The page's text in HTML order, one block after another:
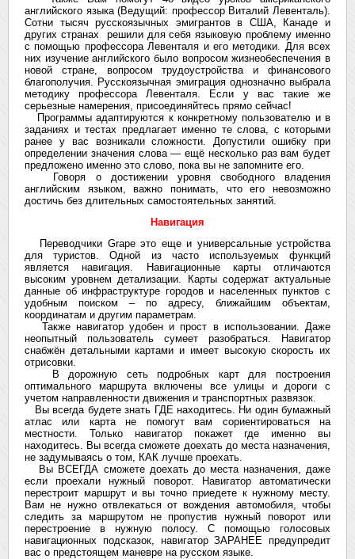
английского языка (Ведущий: профессор Виталий Левенталь).
Сотни тысяч русскоязычных эмигрантов в США, Канаде и
других странах решили для себя языковую проблему именно
с помощью профессора Левенталя и его методики. Для всех
них изучение английского было вопросом жизнеобеспечения в
новой стране, вопросом трудоустройства и финансового
благополучия. Русскоязычная эмиграция однозначно выбрала
методику профессора Левенталя. Если у вас такие же
серьезные намерения, присоединяйтесь прямо сейчас!
Программы адаптируются к конкретному пользователю и в
заданиях и тестах предлагает именно те слова, с которыми
ранее у вас возникали сложности. Допустили ошибку при
определении значения слова — ещё несколько раз вам будет
предложено именно это слово, пока вы не запомните его.
Говоря о достижении уровня свободного владения
английским языком, важно понимать, что его невозможно
достичь без длительных самостоятельных занятий.
Навигация
Переводчики Grape это еще и универсальные устройства
для туристов. Одной из часто используемых функций
является навигация. Навигационные карты отличаются
высоким уровнем детализации. Карты содержат актуальные
данные об инфраструктуре городов и населенных пунктов с
удобным поиском – по адресу, ближайшим объектам,
координатам и другим параметрам.
Также навигатор удобен и прост в использовании. Даже
неопытный пользователь сумеет разобраться. Навигатор
снабжён детальными картами и имеет высокую скорость их
отрисовки.
В дорожную сеть подробных карт для построения
оптимального маршрута включены все улицы и дороги с
учетом направленности движения и транспортных развязок.
Вы всегда будете знать ГДЕ находитесь. Ни один бумажный
атлас или карта не помогут вам сориентироваться на
местности. Только навигатор покажет где именно вы
находитесь. Вы всегда сможете доехать до места назначения,
не задумываясь о том, КАК лучше проехать.
Вы ВСЕГДА сможете доехать до места назначения, даже
если проехали нужный поворот. Навигатор автоматически
перестроит маршрут и вы точно приедете к нужному месту.
Вам не нужно отвлекаться от вождения автомобиля, чтобы
следить за маршрутом не пропустив нужный поворот или
перестроение в нужную полосу. С помощью голосовых
навигационных подсказок, навигатор ЗАРАНЕЕ предупредит
вас о предстоящем маневре на русском языке.